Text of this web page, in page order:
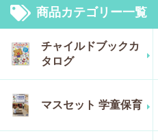
商品カテゴリー一覧
チャイルドブックカ
タログ
マスセット 学童保育